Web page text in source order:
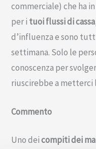
commerciale) che ha
per i tuoi flussi di cassa
d’influenza e sono
settimana. Solo le
conoscenza per
riuscirebbe a metterci
Commento
Uno deicompiti dei